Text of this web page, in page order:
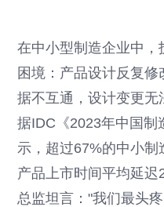
在中小型制造企业中
困境：产品设计反复
据不互通，设计变更无
据IDC《2023年中国制
示，超过67%的中小
产品上市时间平均延
总监坦言："我们最头